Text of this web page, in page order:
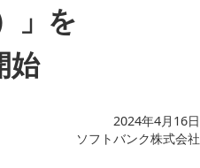
」を
始
2024年4月16日
ソフトバンク株式会社